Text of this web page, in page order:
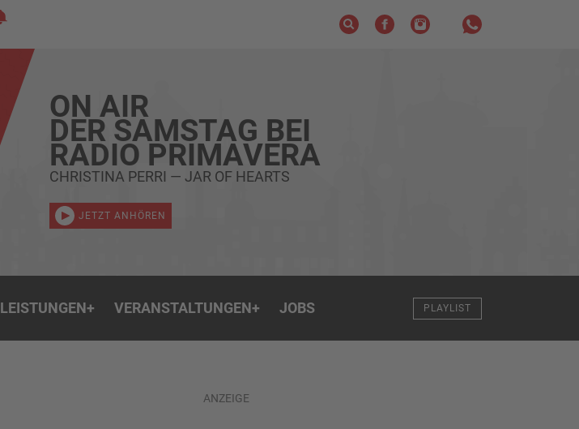
ON AIR
DER SAMSTAG BEI
RADIO PRIMAVERA
CHRISTINA PERRI — JAR OF HEARTS
JETZT ANHÖREN
LEISTUNGEN+ VERANSTALTUNGEN+ JOBS PLAYLIST
ANZEIGE